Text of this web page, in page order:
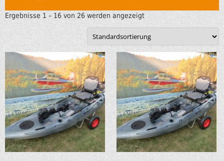
Ergebnisse 1 – 16 von 26 werden angezeigt